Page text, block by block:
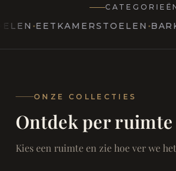
Modern
Marcottestyle Living
EETKAMERSTOELEN
ONZE COLLECTIES
Ontdek per ruimte
Kies een ruimte en zie hoe ver we
SAMEN ONTSPANNEN
Woonkamer
Eetkamer
RUST EN RETRAITE